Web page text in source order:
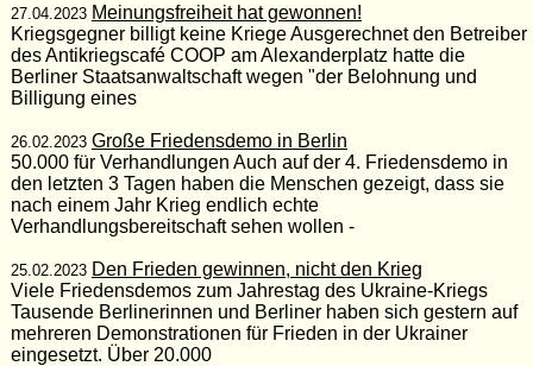
27.04.2023 Meinungsfreiheit hat gewonnen!
Kriegsgegner billigt keine Kriege Ausgerechnet den Betreiber
des Antikriegscafé COOP am Alexanderplatz hatte die
Berliner Staatsanwaltschaft wegen "der Belohnung und
Billigung eines
26.02.2023 Große Friedensdemo in Berlin
50.000 für Verhandlungen Auch auf der 4. Friedensdemo in
den letzten 3 Tagen haben die Menschen gezeigt, dass sie
nach einem Jahr Krieg endlich echte
Verhandlungsbereitschaft sehen wollen -
25.02.2023 Den Frieden gewinnen, nicht den Krieg
Viele Friedensdemos zum Jahrestag des Ukraine-Kriegs
Tausende Berlinerinnen und Berliner haben sich gestern auf
mehreren Demonstrationen für Frieden in der Ukrainer
eingesetzt. Über 20.000